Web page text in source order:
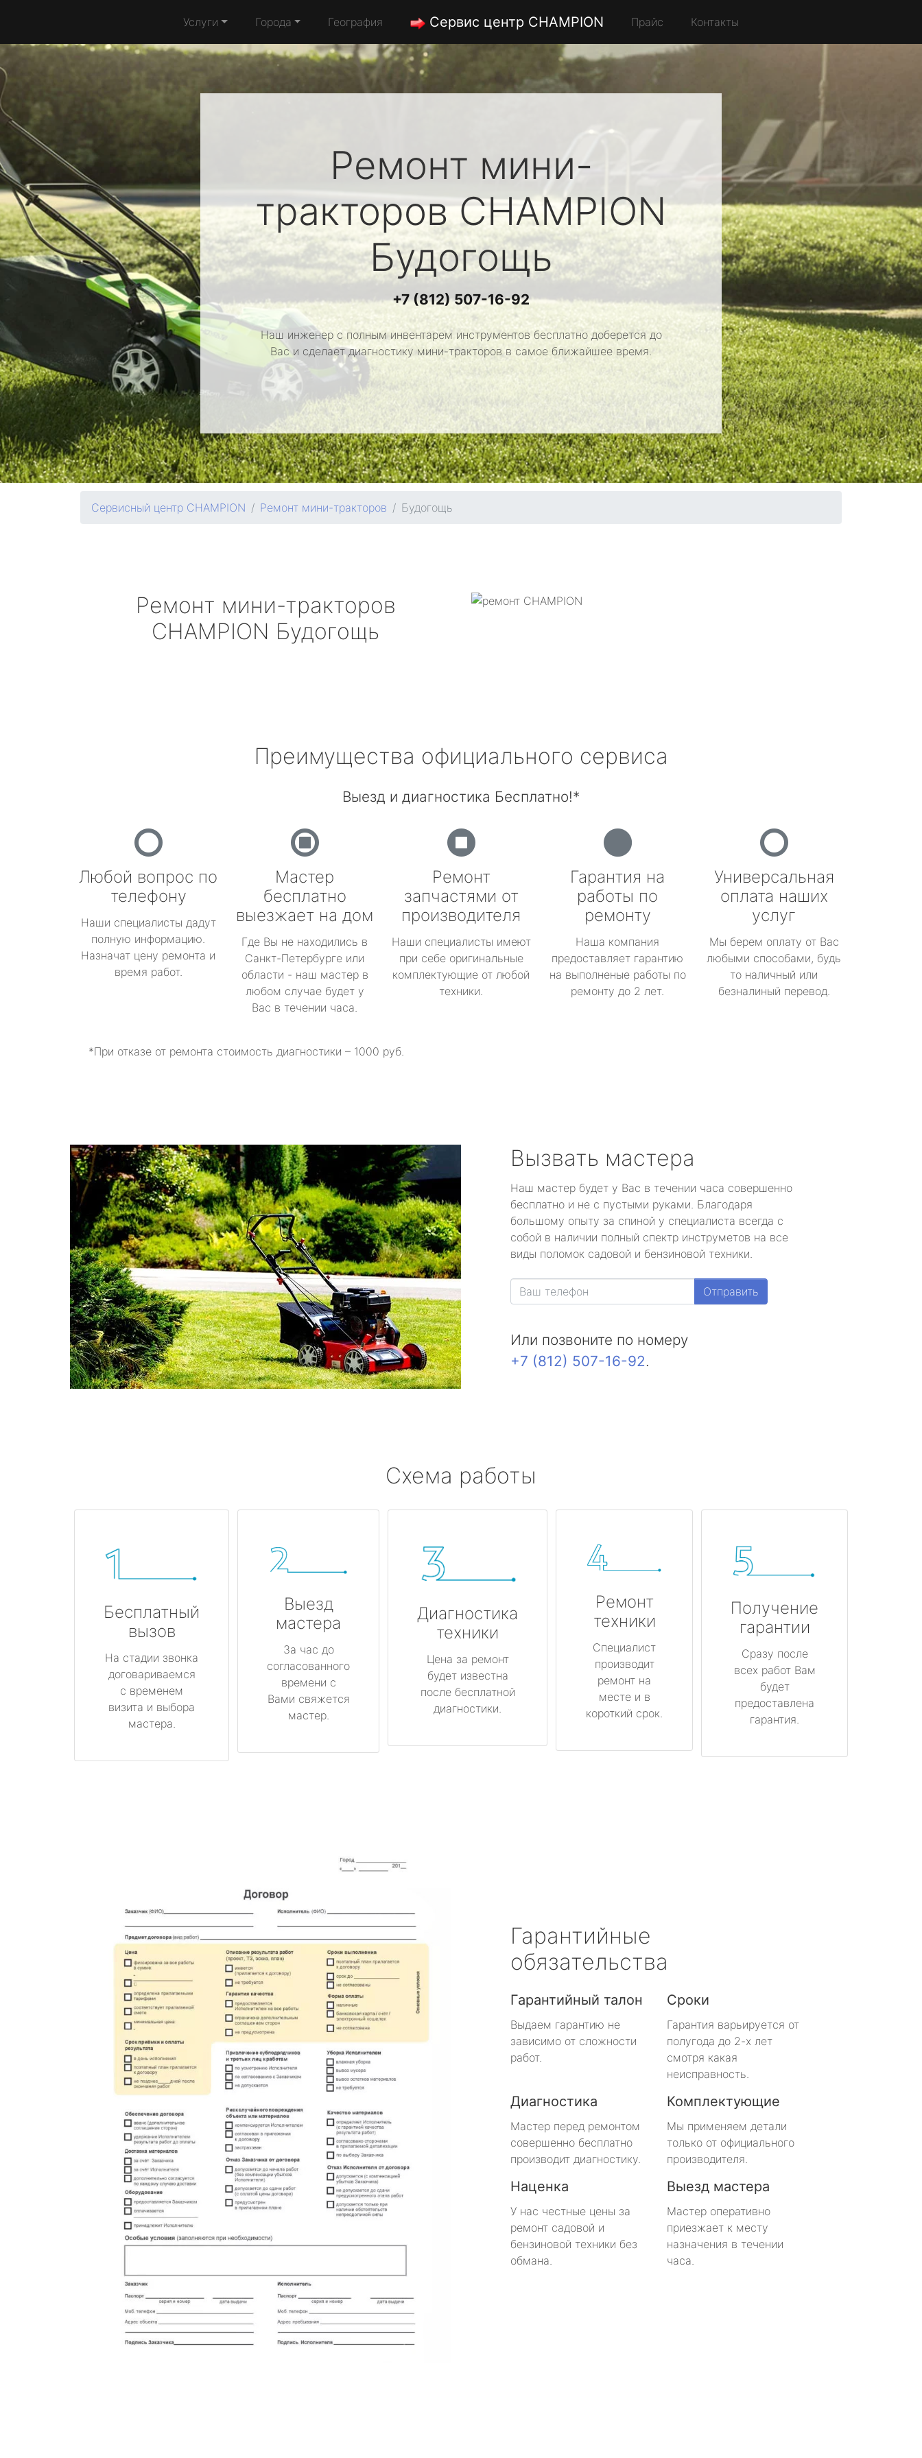
Услуги Города География Сервис центр CHAMPION Прайс Контакты
Ремонт мини-
тракторовCHAMPION
Будогощь
+7 (812) 507-16-92
Наш инженер с полным инвентарем инструментов бесплатно доберется до
Вас и сделает диагностику мини-тракторов в самое ближайшее время.
Сервисный центр CHAMPION Ремонт мини-тракторов Будогощь
Ремонт мини-тракторов
CHAMPION Будогощь
Преимущества официального сервиса
Выезд и диагностика Бесплатно!*
Любой вопрос по
телефону
Наши специалисты дадут
полную информацию.
Назначат цену ремонта и
время работ.
Мастер
бесплатно
выезжает на дом
Где Вы не находились в
Санкт-Петербурге или
области - наш мастер в
любом случае будет у
Вас в течении часа.
Ремонт
запчастями от
производителя
Наши специалисты имеют
при себе оригинальные
комплектующие от любой
техники.
Гарантия на
работы по
ремонту
Наша компания
предоставляет гарантию
на выполненые работы по
ремонту до 2 лет.
Универсальная
оплата наших
услуг
Мы берем оплату от Вас
любыми способами, будь
то наличный или
безналиный перевод.
*При отказе от ремонта стоимость диагностики – 1000 руб.
Вызвать мастера
Наш мастер будет у Вас в течении часа совершенно
бесплатно и не с пустыми руками. Благодаря
большому опыту за спиной у специалиста всегда с
собой в наличии полный спектр инструметов на все
виды поломок садовой и бензиновой техники.
Отправить
Или позвоните по номеру
+7 (812) 507-16-92.
Схема работы
Бесплатный
вызов
На стадии звонка
договариваемся
с временем
визита и выбора
мастера.
Выезд
мастера
За час до
согласованного
времени с
Вами свяжется
мастер.
Диагностика
техники
Цена за ремонт
будет известна
после бесплатной
диагностики.
Ремонт
техники
Специалист
производит
ремонт на
месте и в
короткий срок.
Получение
гарантии
Сразу после
всех работ Вам
будет
предоставлена
гарантия.
Гарантийные
обязательства
Гарантийный талон
Выдаем гарантию не
зависимо от сложности
работ.
Сроки
Гарантия варьируется от
полугода до 2-х лет
смотря какая
неисправность.
Диагностика
Мастер перед ремонтом
совершенно бесплатно
производит диагностику.
Комплектующие
Мы применяем детали
только от официального
производителя.
Наценка
У нас честные цены за
ремонт садовой и
бензиновой техники без
обмана.
Выезд мастера
Мастер оперативно
приезжает к месту
назначения в течении
часа.